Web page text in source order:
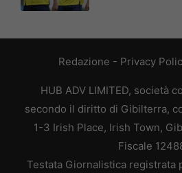
Redazione - Privacy
HUB ADV LIMITED, società
secondo il diritto di Gibilterra,
1-3 Irish Place, Irish Town,
Fiscale
Testata Giornalistica registrata